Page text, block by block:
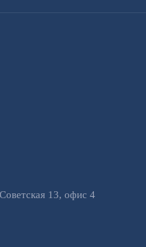
13, офис 4